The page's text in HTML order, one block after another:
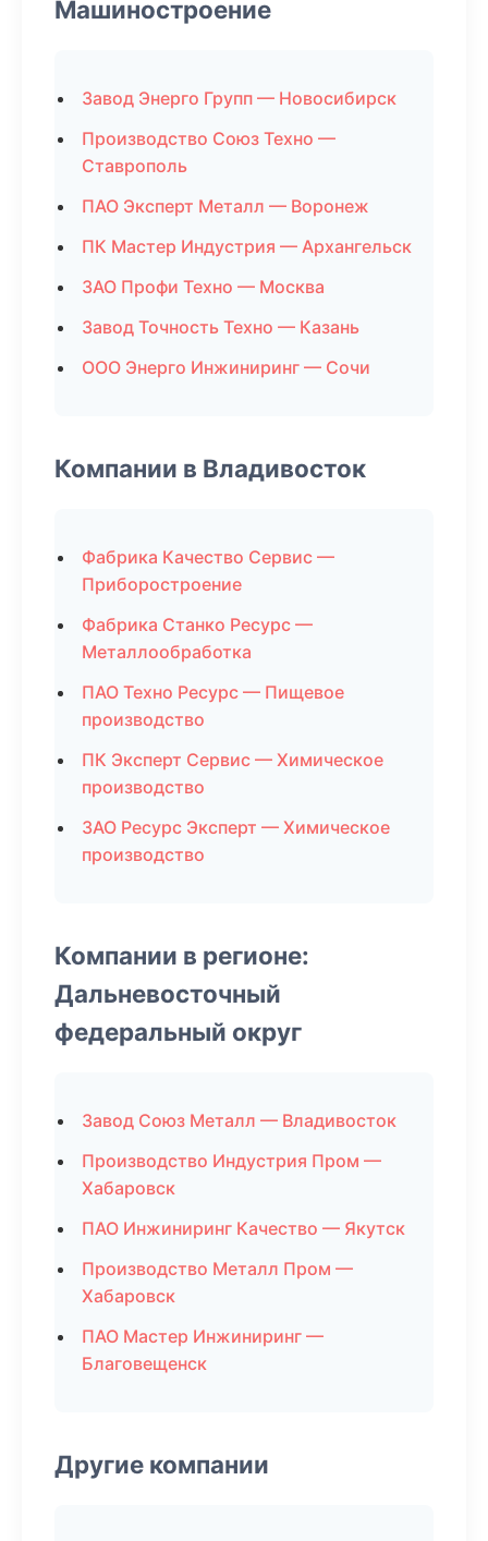
Машиностроение
Завод Энерго Групп — Новосибирск
Производство Союз Техно —
Ставрополь
ПАО Эксперт Металл — Воронеж
ПК Мастер Индустрия — Архангельск
ЗАО Профи Техно — Москва
Завод Точность Техно — Казань
ООО Энерго Инжиниринг — Сочи
Компании в Владивосток
Фабрика Качество Сервис —
Приборостроение
Фабрика Станко Ресурс —
Металлообработка
ПАО Техно Ресурс — Пищевое
производство
ПК Эксперт Сервис — Химическое
производство
ЗАО Ресурс Эксперт — Химическое
производство
Компании в регионе:
Дальневосточный
федеральный округ
Завод Союз Металл — Владивосток
Производство Индустрия Пром —
Хабаровск
ПАО Инжиниринг Качество — Якутск
Производство Металл Пром —
Хабаровск
ПАО Мастер Инжиниринг —
Благовещенск
Другие компании